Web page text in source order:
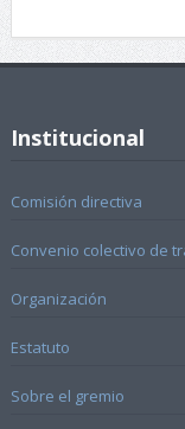
Institucional
Comisión directiva
Convenio colectivo de
Organización
Estatuto
Sobre el gremio